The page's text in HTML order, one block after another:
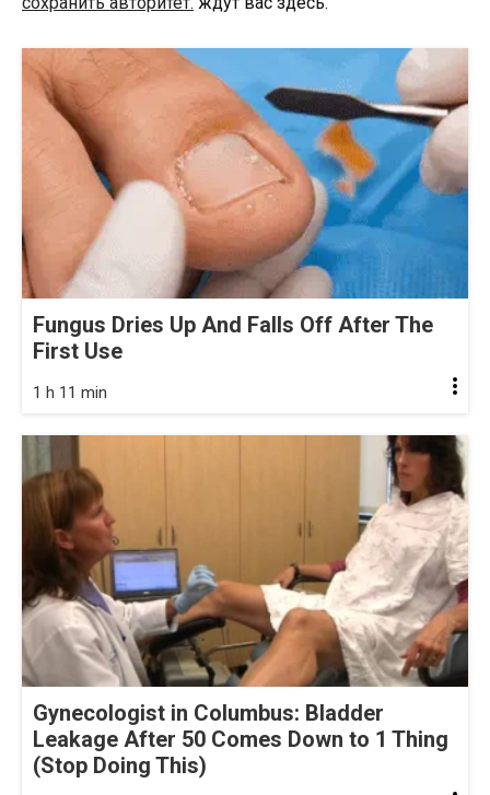
Fungus Dries Up And Falls Off After The
First Use
1 h 11 min
Gynecologist in Columbus: Bladder
Leakage After 50 Comes Down to 1 Thing
(Stop Doing This)